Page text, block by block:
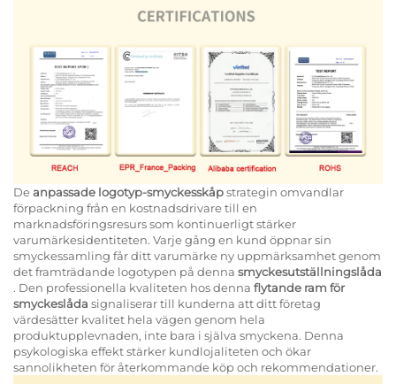
Deanpassade logotyp-smyckesskåpstrategin omvandlar
förpackning från en kostnadsdrivare till en
marknadsföringsresurs som kontinuerligt stärker
varumärkesidentiteten. Varje gång en kund öppnar sin
smyckessamling får ditt varumärke ny uppmärksamhet genom
det framträdande logotypen på denna smyckesutställningslåda
. Den professionella kvaliteten hos denna flytande ram för
smyckeslåda signaliserar till kunderna att ditt företag
värdesätter kvalitet hela vägen genom hela
produktupplevnaden, inte bara i själva smyckena. Denna
psykologiska effekt stärker kundlojaliteten och ökar
sannolikheten för återkommande köp och rekommendationer.